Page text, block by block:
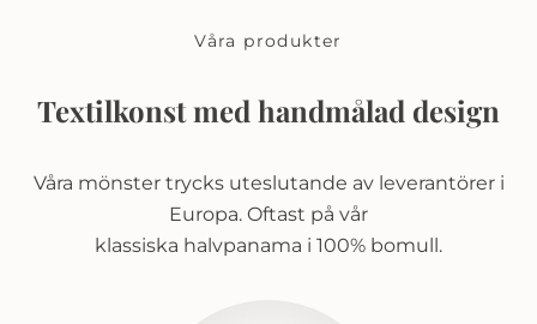
Våra produkter
Textilkonst med handmålad design
Våra mönster trycks uteslutande av leverantörer i
Europa. Oftast på vår
klassiska halvpanama i 100% bomull.